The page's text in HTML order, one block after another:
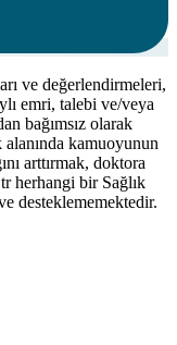
ve değerlendirmeleri,
emri, talebi ve/veya
bağımsız olarak
alanında kamuoyunun
arttırmak, doktora
herhangi bir Sağlık
desteklememektedir.